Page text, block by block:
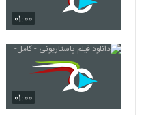
۰۱:۰۰
۰۱:۰۰